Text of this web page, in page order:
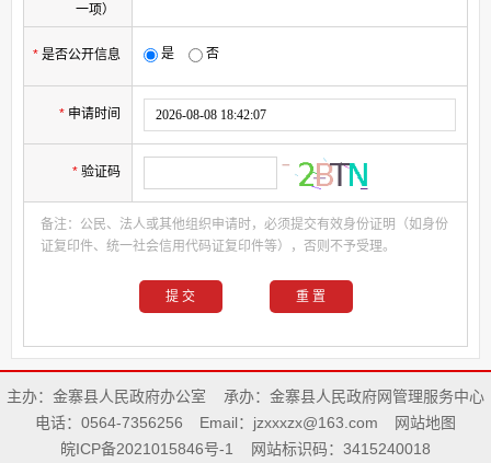
一项）
* 是否公开信息 是 否
* 申请时间
* 验证码
备注：公民、法人或其他组织申请时，必须提交有效身份证明（如身份
证复印件、统一社会信用代码证复印件等），否则不予受理。
主办：金寨县人民政府办公室
承办：金寨县人民政府网管理服务中心
电话：0564-7356256
Email：jzxxxzx@163.com
网站地图
皖ICP备2021015846号-1
网站标识码：3415240018